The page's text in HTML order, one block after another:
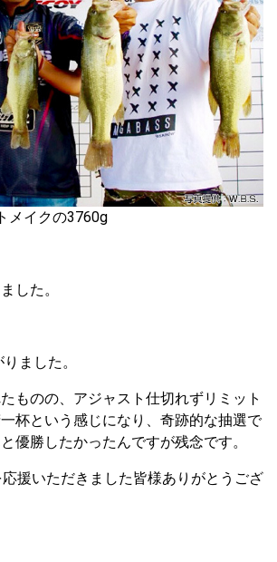
メイクの3760g
した。
ました。
ものの、アジャスト仕切れずリミット
杯という感じになり、奇跡的な抽選で
優勝したかったんですが残念です。
援いただきました皆様ありがとうござ